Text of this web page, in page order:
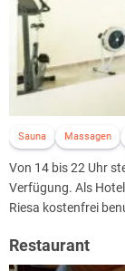
Sauna Massagen
Von 14 bis 22 Uhr
Verfügung. Als
Riesa kostenfrei
Restaurant